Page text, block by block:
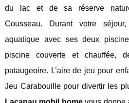
du lac et de sa réserve
Cousseau. Durant votre
aquatique avec ses deux
piscine couverte et chauffée,
pataugeoire. L’aire de jeu pour
Jeu Carabouille pour divertir les